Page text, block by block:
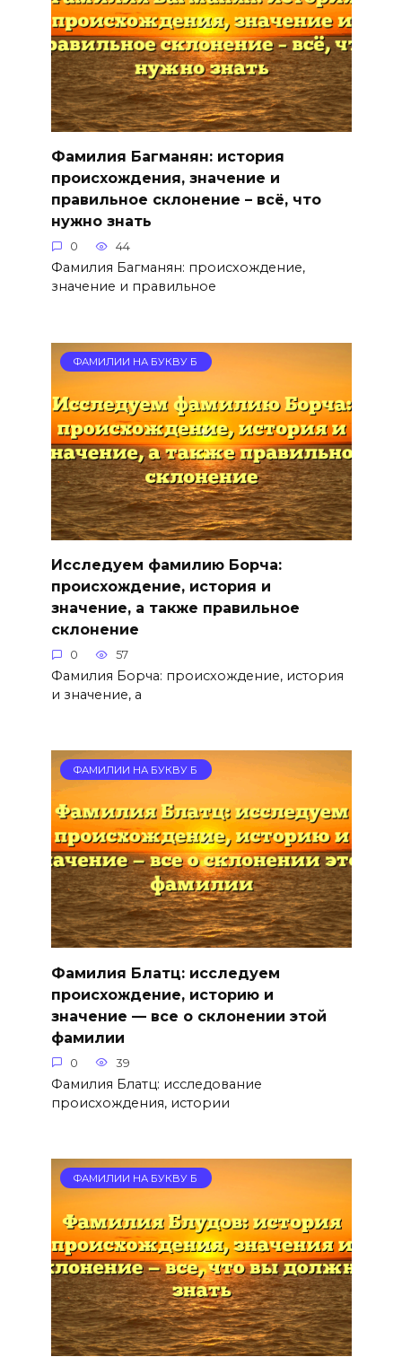
Фамилия Багманян: история
происхождения, значение и
правильное склонение – всё, что
нужно знать
0 44
Фамилия Багманян: происхождение,
значение и правильное
ФАМИЛИИ НА БУКВУ Б
Исследуем фамилию Борча:
происхождение, история и
значение, а также правильное
склонение
0 57
Фамилия Борча: происхождение, история
и значение, а
ФАМИЛИИ НА БУКВУ Б
Фамилия Блатц: исследуем
происхождение, историю и
значение — все о склонении этой
фамилии
0 39
Фамилия Блатц: исследование
происхождения, истории
ФАМИЛИИ НА БУКВУ Б